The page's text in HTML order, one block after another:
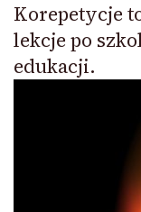
Korepetycje
lekcje po
edukacji.